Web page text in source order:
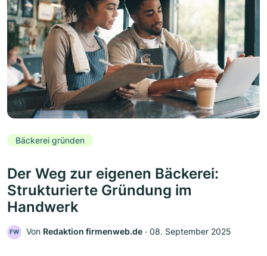
Bäckerei gründen
Der Weg zur eigenen Bäckerei:
Strukturierte Gründung im
Handwerk
FW Von Redaktion firmenweb.de ‧ 08. September 2025